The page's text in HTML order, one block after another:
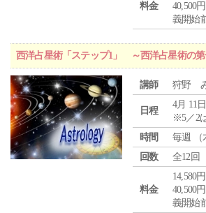
料金
40,500
義開始
西洋占星術「ステップ1」 ～西洋占星術の
講師 狩野
日程
4月 11
※5／2
時間
毎週 （
回数
全12回
料金
14,580
40,500
義開始